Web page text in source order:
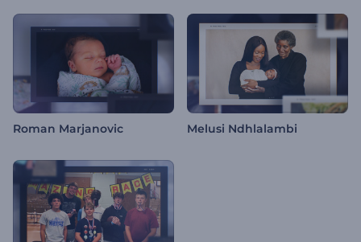
Roman Marjanovic Melusi Ndhlalambi